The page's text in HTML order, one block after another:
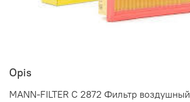
Opis
MANN-FILTER C 2872 Фильтр воздушный